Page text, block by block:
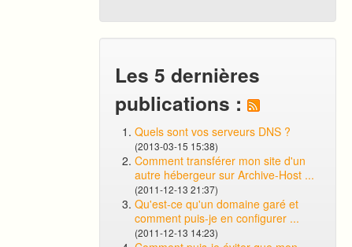
Les 5 dernières
publications :
Quels sont vos serveurs DNS ?
(2013-03-15 15:38)
Comment transférer mon site d'un
autre hébergeur sur Archive-Host ...
(2011-12-13 21:37)
Qu'est-ce qu'un domaine garé et
comment puis-je en configurer ...
(2011-12-13 14:23)